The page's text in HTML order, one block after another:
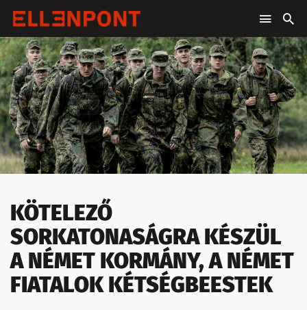
KÖTELEZŐ
SORKATONASÁGRA KÉSZÜL
A NÉMET KORMÁNY, A NÉMET
FIATALOK KÉTSÉGBEESTEK